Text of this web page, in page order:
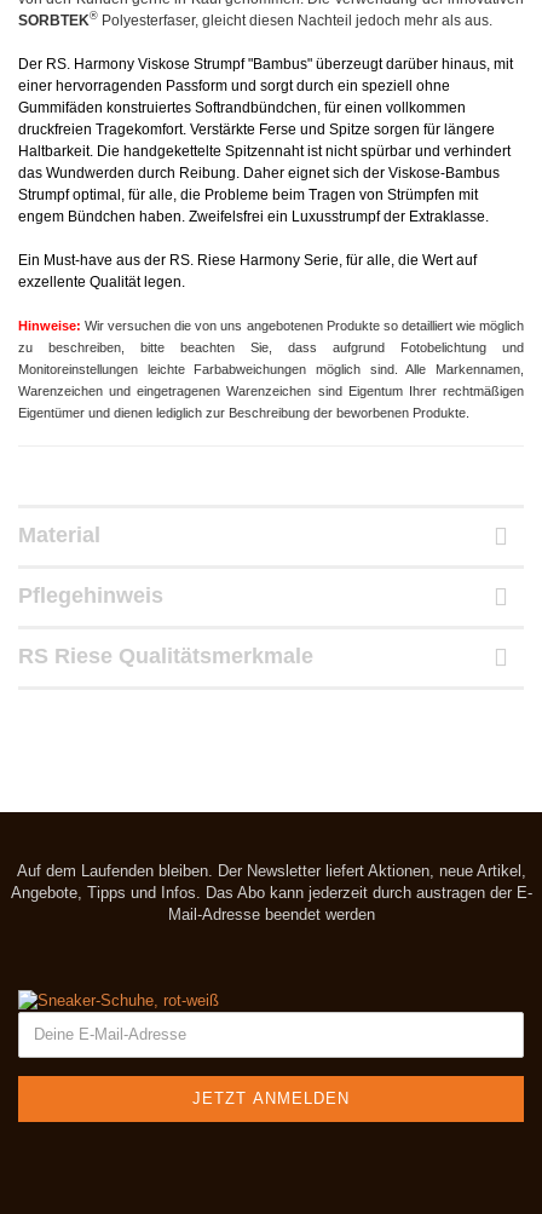
SORBTEK® Polyesterfaser, gleicht diesen Nachteil jedoch mehr als aus.
Der RS. Harmony Viskose Strumpf "Bambus" überzeugt darüber hinaus, mit
einer hervorragenden Passform und sorgt durch ein speziell ohne
Gummifäden konstruiertes Softrandbündchen, für einen vollkommen
druckfreien Tragekomfort. Verstärkte Ferse und Spitze sorgen für längere
Haltbarkeit. Die handgekettelte Spitzennaht ist nicht spürbar und verhindert
das Wundwerden durch Reibung. Daher eignet sich der Viskose-Bambus
Strumpf optimal, für alle, die Probleme beim Tragen von Strümpfen mit
engem Bündchen haben. Zweifelsfrei ein Luxusstrumpf der Extraklasse.
Ein Must-have aus der RS. Riese Harmony Serie, für alle, die Wert auf
exzellente Qualität legen.
Hinweise: Wir versuchen die von uns angebotenen Produkte so detailliert wie möglich
zu beschreiben, bitte beachten Sie, dass aufgrund Fotobelichtung und
Monitoreinstellungen leichte Farbabweichungen möglich sind. Alle Markennamen,
Warenzeichen und eingetragenen Warenzeichen sind Eigentum Ihrer rechtmäßigen
Eigentümer und dienen lediglich zur Beschreibung der beworbenen Produkte.
Material
Pflegehinweis
RS Riese Qualitätsmerkmale
Auf dem Laufenden bleiben. Der Newsletter liefert Aktionen, neue Artikel,
Angebote, Tipps und Infos. Das Abo kann jederzeit durch austragen der E-
Mail-Adresse beendet werden